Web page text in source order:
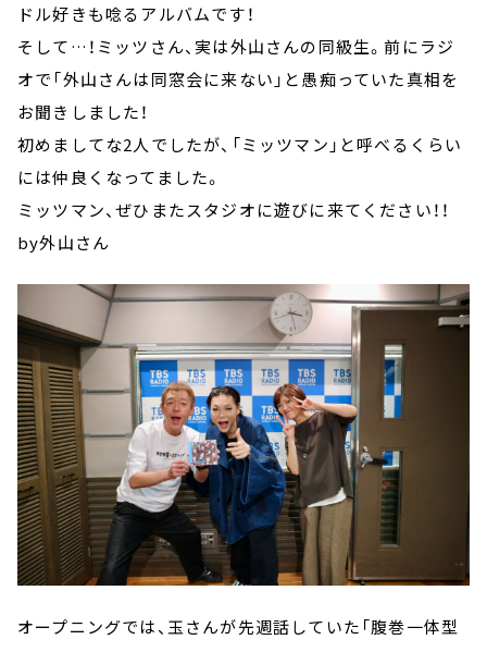
ドル好きも唸るアルバムです！
そして…！ミッツさん、実は外山さんの同級生。前にラジ
オで「外山さんは同窓会に来ない」と愚痴っていた真相を
お聞きしました！
初めましてな2人でしたが、「ミッツマン」と呼べるくらい
には仲良くなってました。
ミッツマン、ぜひまたスタジオに遊びに来てください！！
by外山さん
オープニングでは、玉さんが先週話していた「腹巻一体型